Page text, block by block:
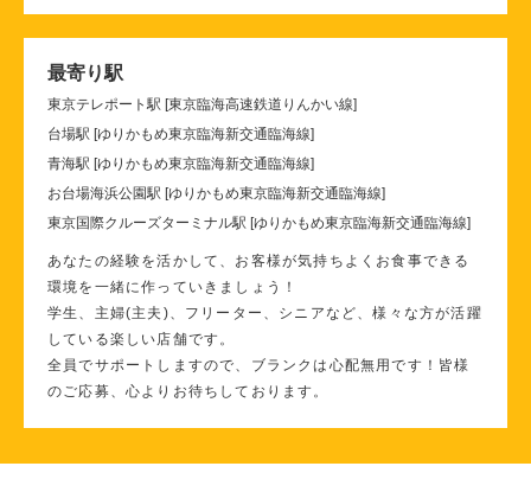
最寄り駅
東京テレポート駅 [東京臨海高速鉄道りんかい線]
台場駅 [ゆりかもめ東京臨海新交通臨海線]
青海駅 [ゆりかもめ東京臨海新交通臨海線]
お台場海浜公園駅 [ゆりかもめ東京臨海新交通臨海線]
東京国際クルーズターミナル駅 [ゆりかもめ東京臨海新交通臨海線]
あなたの経験を活かして、お客様が気持ちよくお食事できる
環境を一緒に作っていきましょう！
学生、主婦(主夫)、フリーター、シニアなど、様々な方が活躍
している楽しい店舗です。
全員でサポートしますので、ブランクは心配無用です！皆様
のご応募、心よりお待ちしております。